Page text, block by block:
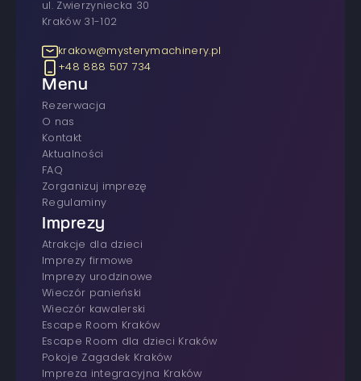
ul. Zwierzyniecka 30
Kraków 31-102
krakow@mysterymachinery.pl
+48 888 507 734
Menu
rezerwacja
O nas
Kontakt
Aktualności
FAQ
Zorganizuj imprezę
Regulaminy
Imprezy
atrakcje dla dzieci
imprezy firmowe
Imprezy urodzinowe
wieczór panieński
wieczór kawalerski
Escape Room Kraków
Escape Room dla dzieci Kraków
Pokoje Zagadek Kraków
Impreza integracyjna Kraków